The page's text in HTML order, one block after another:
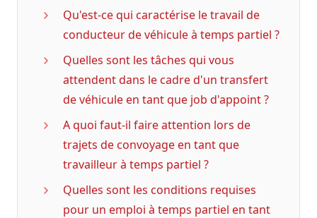
Qu'est-ce qui caractérise le travail de
conducteur de véhicule à temps partiel ?
Quelles sont les tâches qui vous
attendent dans le cadre d'un transfert
de véhicule en tant que job d'appoint ?
A quoi faut-il faire attention lors de
trajets de convoyage en tant que
travailleur à temps partiel ?
Quelles sont les conditions requises
pour un emploi à temps partiel en tant